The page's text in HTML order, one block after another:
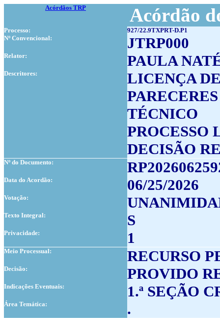
Acórdãos TRP Acórdão
Processo:
927/22.9TXPRT-D.P1
Nº Convencional:
JTRP000
Relator: PAULA
Descritores:
LICENÇA
TÉCNICO
PROCESSO
DECISÃO
Nº do Documento:
Data do Acordão: 06/25/2026
Votação:
Texto Integral: S
Privacidade: 1
Meio Processual: RECURSO
Decisão: PROVIDO
Indicações Eventuais: 1.ª SEÇÃO
Área Temática: .